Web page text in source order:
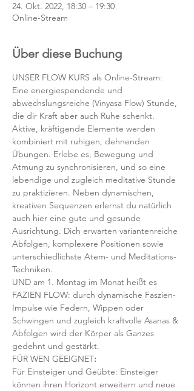
24. Okt. 2022, 18:30 – 19:30
Online-Stream
Über diese Buchung
UNSER FLOW KURS als Online-Stream:
Eine energiespendende und
abwechslungsreiche (Vinyasa Flow) Stunde,
die dir Kraft aber auch Ruhe schenkt.
Aktive, kräftigende Elemente werden
kombiniert mit ruhigen, dehnenden
Übungen. Erlebe es, Bewegung und
Atmung zu synchronisieren, und so eine
lebendige und zugleich meditative Stunde
zu praktizieren. Neben dynamischen,
kreativen Sequenzen erlernst du natürlich
auch hier eine gute und gesunde
Ausrichtung. Dich erwarten variantenreiche
Abfolgen, komplexere Positionen sowie
unterschiedlichste Atem- und Meditations-
Techniken.
UND am 1. Montag im Monat heißt es
FAZIEN FLOW: durch dynamische Faszien-
Impulse wie Federn, Wippen oder
Schwingen und zugleich kraftvolle Asanas &
Abfolgen wird der Körper als Ganzes
gedehnt und gestärkt.
FÜR WEN GEEIGNET:
Für Einsteiger und Geübte: Einsteiger
können ihren Horizont erweitern und neue